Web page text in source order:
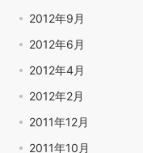
2012年9月
2012年6月
2012年4月
2012年2月
2011年12月
2011年10月